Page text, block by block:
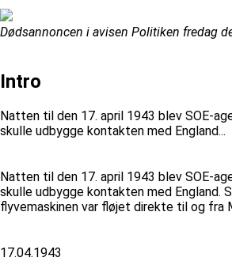
Dødsannoncen i avisen Politiken fredag
Intro
Natten til den 17. april 1943 blev SOE-
skulle udbygge kontakten med England...
Natten til den 17. april 1943 blev SOE-
skulle udbygge kontakten med England.
flyvemaskinen var fløjet direkte til og fra
17.04.1943